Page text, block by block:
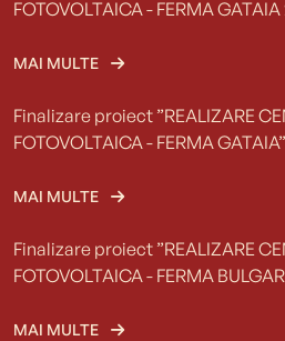
FOTOVOLTAICA - FERMA GATAIA
MAI MULTE
Finalizare proiect ”REALIZARE
FOTOVOLTAICA - FERMA GATAIA”
MAI MULTE
Finalizare proiect ”REALIZARE
FOTOVOLTAICA - FERMA
MAI MULTE